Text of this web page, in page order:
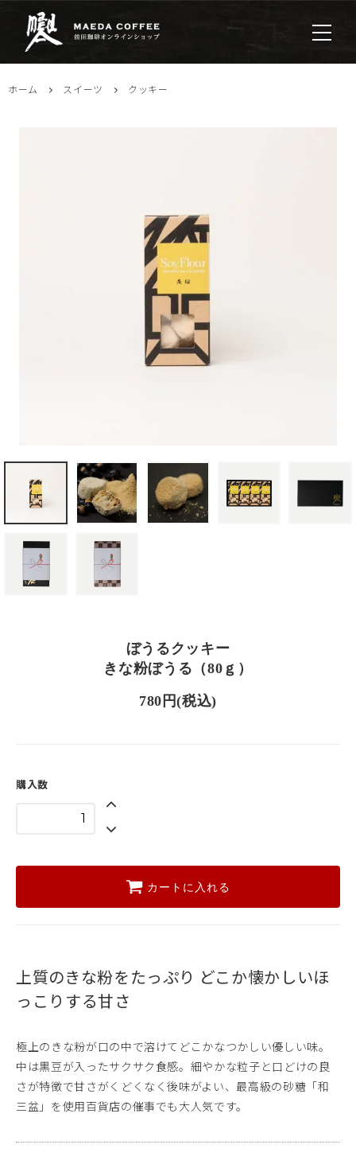
ホーム スイーツ クッキー
ぼうるクッキー
きな粉ぼうる（80ｇ）
780円(税込)
購入数
カートに入れる
上質のきな粉をたっぷり どこか懐かしいほ
っこりする甘さ
極上のきな粉が口の中で溶けてどこかなつかしい優しい味。
中は黒豆が入ったサクサク食感。細やかな粒子と口どけの良
さが特徴で甘さがくどくなく後味がよい、最高級の砂糖「和
三盆」を使用百貨店の催事でも大人気です。